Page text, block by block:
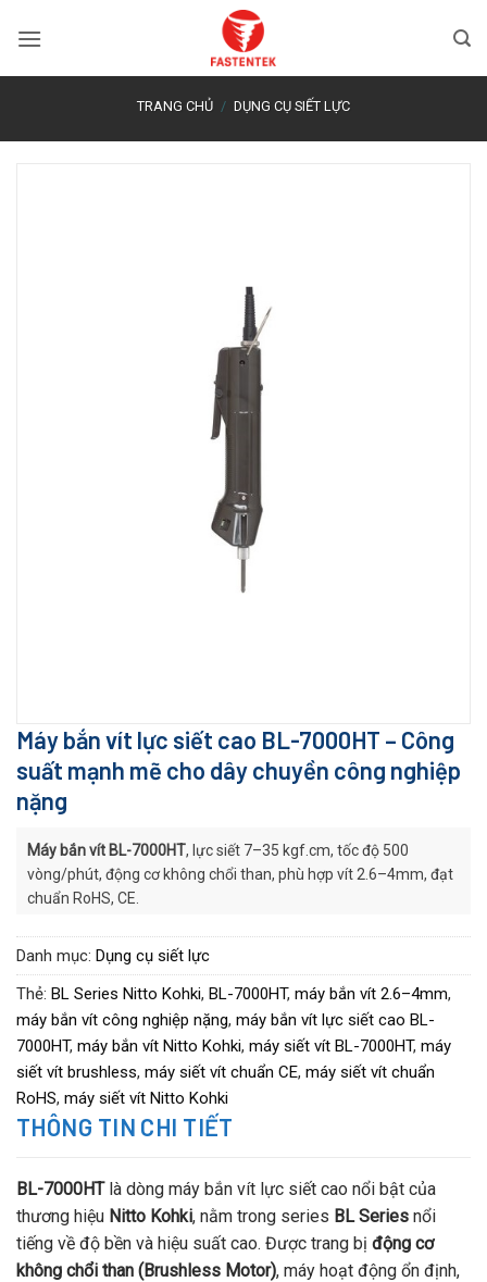
qua
TRANG CHỦ / DỤNG CỤ SIẾT LỰC
Máy bắn vít lực siết cao BL-7000HT – Công
suất mạnh mẽ cho dây chuyền công nghiệp
nặng
Máy bắn vít BL-7000HT, lực siết 7–35 kgf.cm, tốc độ 500
vòng/phút, động cơ không chổi than, phù hợp vít 2.6–4mm, đạt
chuẩn RoHS, CE.
Danh mục: Dụng cụ siết lực
Thẻ: BL Series Nitto Kohki, BL-7000HT, máy bắn vít 2.6–4mm,
máy bắn vít công nghiệp nặng, máy bắn vít lực siết cao BL-
7000HT, máy bắn vít Nitto Kohki, máy siết vít BL-7000HT, máy
siết vít brushless, máy siết vít chuẩn CE, máy siết vít chuẩn
RoHS, máy siết vít Nitto Kohki
THÔNG TIN CHI TIẾT
BL-7000HTlà dòng máy bắn vít lực siết cao nổi bật của
thương hiệu Nitto Kohki, nằm trong series BL Series nổi
tiếng về độ bền và hiệu suất cao. Được trang bị động cơ
không chổi than (Brushless Motor), máy hoạt động ổn định,